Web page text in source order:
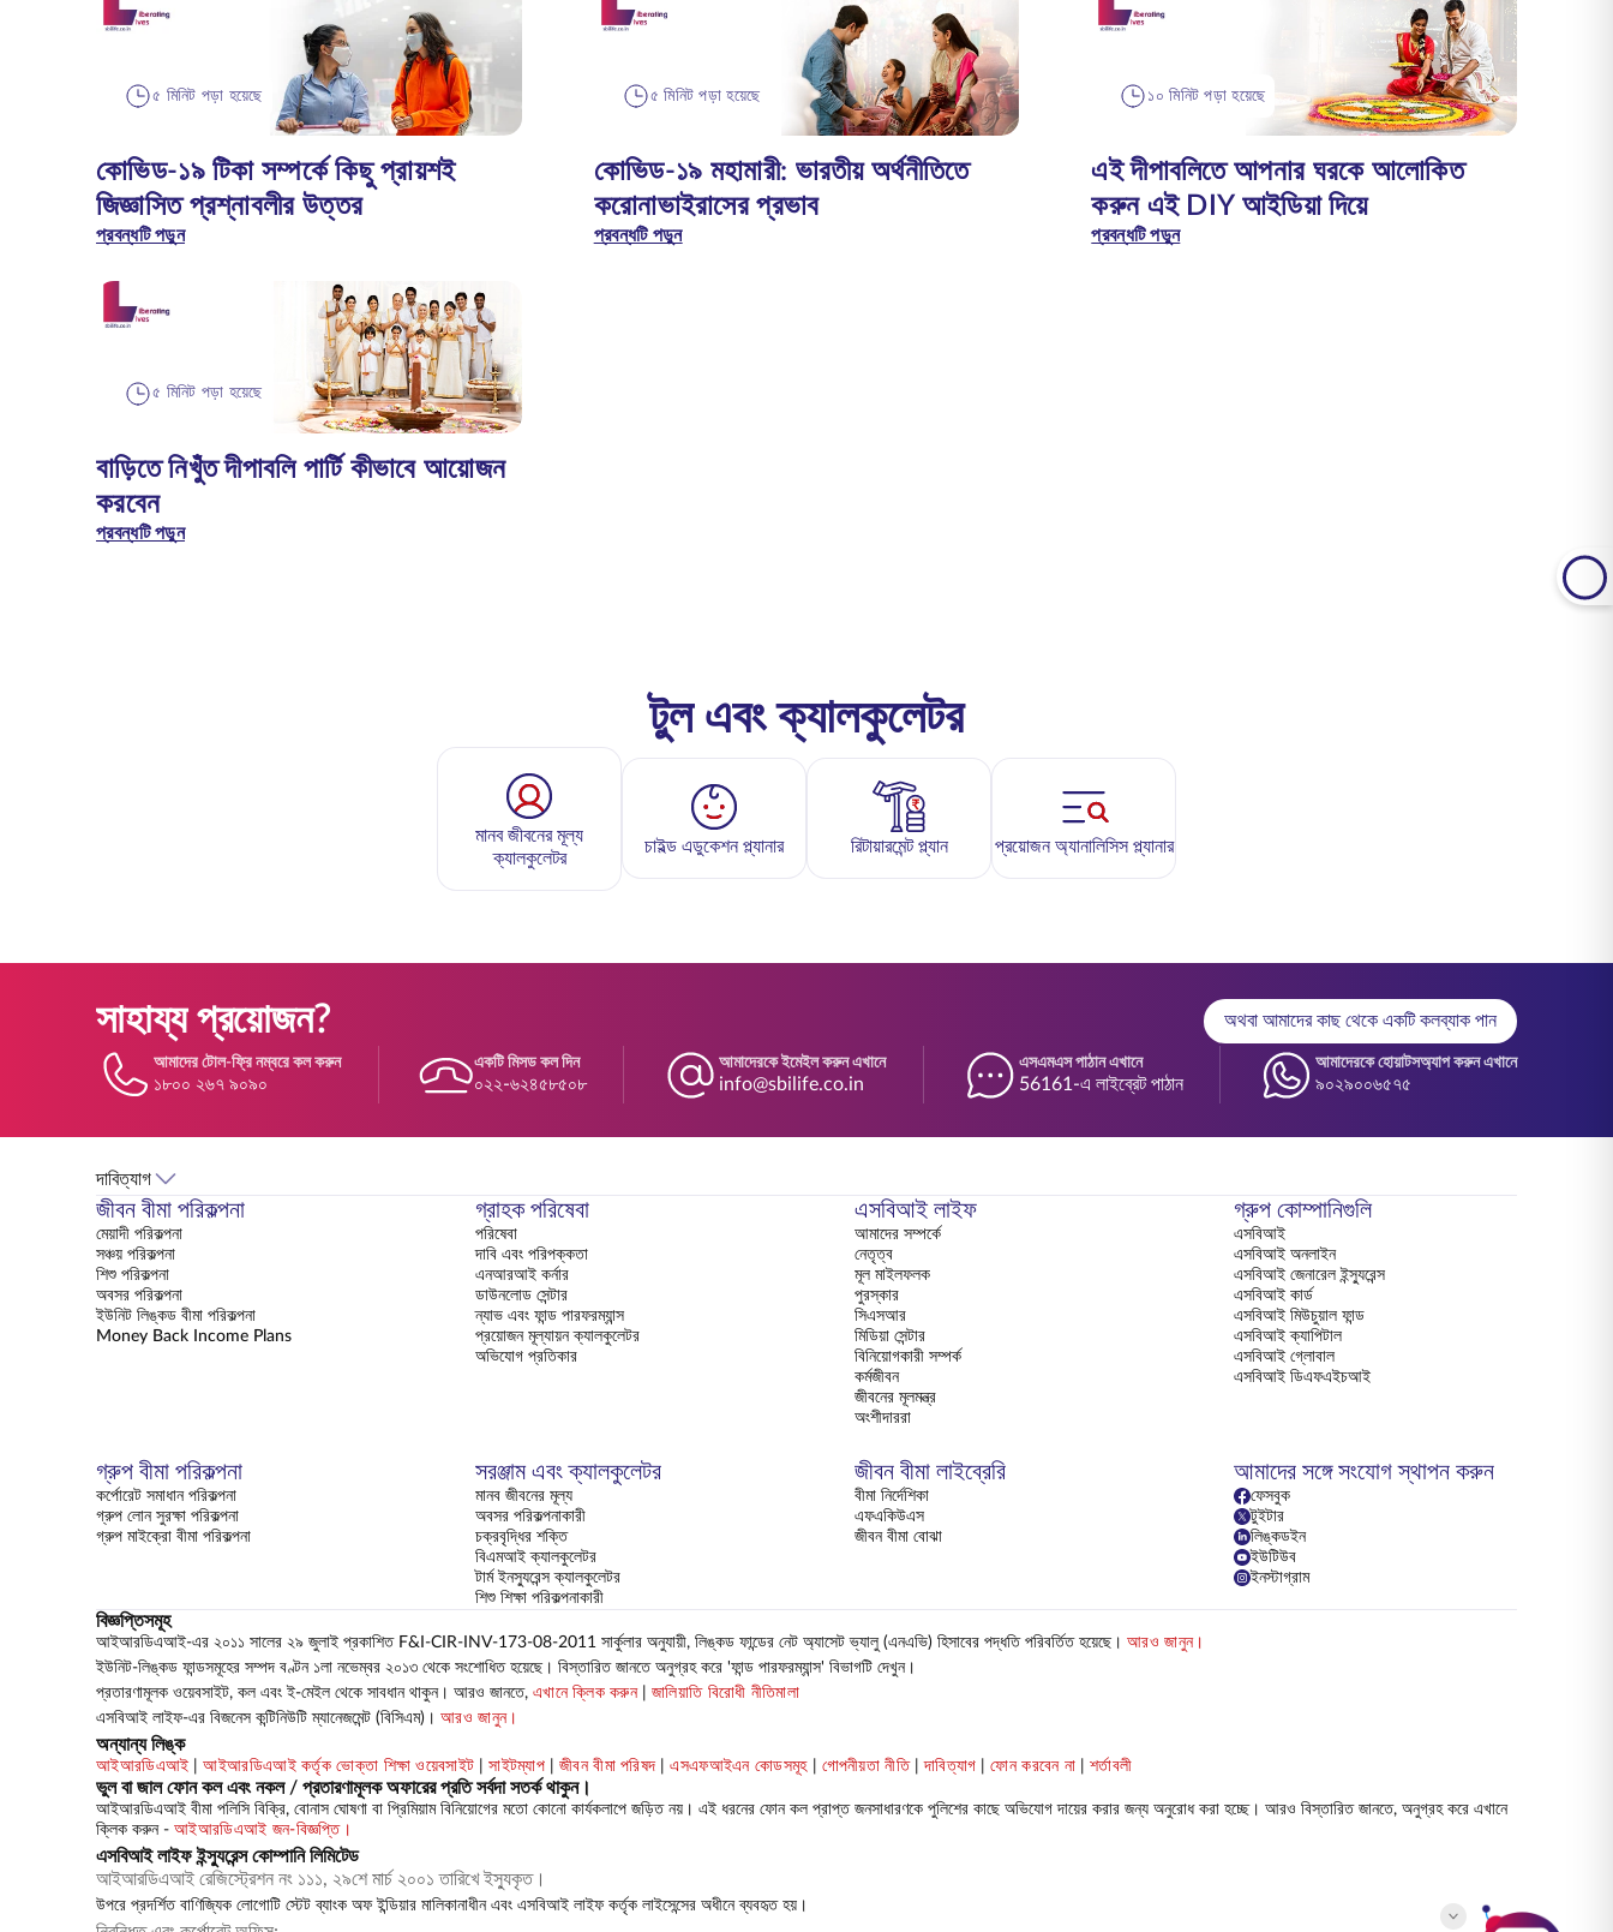
৫ মিনিট পড়া হয়েছে
কোভিড-১৯ টিকা সম্পর্কে কিছু প্রায়শই
জিজ্ঞাসিত প্রশ্নাবলীর উত্তর
প্রবন্ধটি পড়ুন
৫ মিনিট পড়া হয়েছে
কোভিড-১৯ মহামারী: ভারতীয় অর্থনীতিতে
করোনাভাইরাসের প্রভাব
প্রবন্ধটি পড়ুন
১০ মিনিট পড়া হয়েছে
এই দীপাবলিতে আপনার ঘরকে আলোকিত
করুন এই DIY আইডিয়া দিয়ে
প্রবন্ধটি পড়ুন
৫ মিনিট পড়া হয়েছে
বাড়িতে নিখুঁত দীপাবলি পার্টি কীভাবে আয়োজন
করবেন
প্রবন্ধটি পড়ুন
টুল এবং ক্যালকুলেটর
মানব জীবনের মূল্য
ক্যালকুলেটর
চাইল্ড এডুকেশন প্ল্যানার রিটায়ারমেন্ট প্ল্যান প্রয়োজন অ্যানালিসিস প্ল্যানার
সাহায্য প্রয়োজন? অথবা আমাদের কাছ থেকে একটি কলব্যাক পান
আমাদের টোল-ফ্রি নম্বরে কল করুন
১৮০০ ২৬৭ ৯০৯০
একটি মিসড কল দিন
০২২-৬২৪৫৮৫০৮
আমাদেরকে ইমেইল করুন এখানে
info@sbilife.co.in
এসএমএস পাঠান এখানে
56161-এ লাইব্রেট পাঠান
আমাদেরকে হোয়াটসঅ্যাপ করুন এখানে
৯০২৯০০৬৫৭৫
দাবিত্যাগ
জীবন বীমা পরিকল্পনা
মেয়াদী পরিকল্পনা
সঞ্চয় পরিকল্পনা
শিশু পরিকল্পনা
অবসর পরিকল্পনা
ইউনিট লিঙ্কড বীমা পরিকল্পনা
Money Back Income Plans
গ্রাহক পরিষেবা
পরিষেবা
দাবি এবং পরিপক্কতা
এনআরআই কর্নার
ডাউনলোড সেন্টার
ন্যাভ এবং ফান্ড পারফরম্যান্স
প্রয়োজন মূল্যায়ন ক্যালকুলেটর
অভিযোগ প্রতিকার
এসবিআই লাইফ
আমাদের সম্পর্কে
নেতৃত্ব
মূল মাইলফলক
পুরস্কার
সিএসআর
মিডিয়া সেন্টার
বিনিয়োগকারী সম্পর্ক
কর্মজীবন
জীবনের মূলমন্ত্র
অংশীদাররা
গ্রুপ কোম্পানিগুলি
এসবিআই
এসবিআই অনলাইন
এসবিআই জেনারেল ইন্স্যুরেন্স
এসবিআই কার্ড
এসবিআই মিউচুয়াল ফান্ড
এসবিআই ক্যাপিটাল
এসবিআই গ্লোবাল
এসবিআই ডিএফএইচআই
গ্রুপ বীমা পরিকল্পনা
কর্পোরেট সমাধান পরিকল্পনা
গ্রুপ লোন সুরক্ষা পরিকল্পনা
গ্রুপ মাইক্রো বীমা পরিকল্পনা
সরঞ্জাম এবং ক্যালকুলেটর
মানব জীবনের মূল্য
অবসর পরিকল্পনাকারী
চক্রবৃদ্ধির শক্তি
বিএমআই ক্যালকুলেটর
টার্ম ইনস্যুরেন্স ক্যালকুলেটর
শিশু শিক্ষা পরিকল্পনাকারী
জীবন বীমা লাইব্রেরি
বীমা নির্দেশিকা
এফএকিউএস
জীবন বীমা বোঝা
আমাদের সঙ্গে সংযোগ স্থাপন করুন
ফেসবুক
টুইটার
লিঙ্কডইন
ইউটিউব
ইনস্টাগ্রাম
বিজ্ঞপ্তিসমূহ
আইআরডিএআই-এর ২০১১ সালের ২৯ জুলাই প্রকাশিত F&I-CIR-INV-173-08-2011 সার্কুলার অনুযায়ী, লিঙ্কড ফান্ডের নেট অ্যাসেট ভ্যালু (এনএভি) হিসাবের পদ্ধতি পরিবর্তিত হয়েছে। আরও জানুন।
ইউনিট-লিঙ্কড ফান্ডসমূহের সম্পদ বণ্টন ১লা নভেম্বর ২০১৩ থেকে সংশোধিত হয়েছে। বিস্তারিত জানতে অনুগ্রহ করে 'ফান্ড পারফরম্যান্স' বিভাগটি দেখুন।
প্রতারণামূলক ওয়েবসাইট, কল এবং ই-মেইল থেকে সাবধান থাকুন। আরও জানতে, এখানে ক্লিক করুন|জালিয়াতি বিরোধী নীতিমালা
এসবিআই লাইফ-এর বিজনেস কন্টিনিউটি ম্যানেজমেন্ট (বিসিএম)। আরও জানুন।
অন্যান্য লিঙ্ক
আইআরডিএআই |আইআরডিএআই কর্তৃক ভোক্তা শিক্ষা ওয়েবসাইট |সাইটম্যাপ |জীবন বীমা পরিষদ |এসএফআইএন কোডসমূহ| গোপনীয়তা নীতি|দাবিত্যাগ |ফোন করবেন না |শর্তাবলী
ভুল বা জাল ফোন কল এবং নকল / প্রতারণামূলক অফারের প্রতি সর্বদা সতর্ক থাকুন।
আইআরডিএআই বীমা পলিসি বিক্রি, বোনাস ঘোষণা বা প্রিমিয়াম বিনিয়োগের মতো কোনো কার্যকলাপে জড়িত নয়। এই ধরনের ফোন কল প্রাপ্ত জনসাধারণকে পুলিশের কাছে অভিযোগ দায়ের করার জন্য অনুরোধ করা হচ্ছে। আরও বিস্তারিত জানতে, অনুগ্রহ করে এখানে
ক্লিক করুন - আইআরডিএআই জন-বিজ্ঞপ্তি।
এসবিআই লাইফ ইন্স্যুরেন্স কোম্পানি লিমিটেড
আইআরডিএআই রেজিস্ট্রেশন নং ১১১, ২৯শে মার্চ ২০০১ তারিখে ইস্যুকৃত।
উপরে প্রদর্শিত বাণিজ্যিক লোগোটি স্টেট ব্যাংক অফ ইন্ডিয়ার মালিকানাধীন এবং এসবিআই লাইফ কর্তৃক লাইসেন্সের অধীনে ব্যবহৃত হয়।